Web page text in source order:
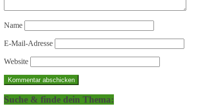
Name
E-Mail-Adresse
Website
Suche & finde dein Thema: